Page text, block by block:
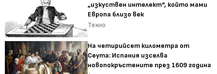
„изкуствен интелект“, който мами
Европа близо век
Техно
На четирийсет километра от
Сеута: Испания изселва
новопокръстените през 1609 година